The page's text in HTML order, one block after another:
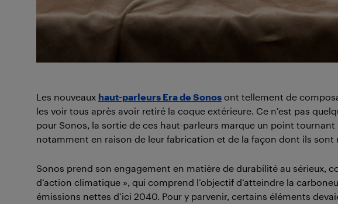
Les nouveaux haut-parleurs Era de Sonos ont tellement de
les voir tous après avoir retiré la coque extérieure. Ce n’est pas
pour Sonos, la sortie de ces haut-parleurs marque un point
notamment en raison de leur fabrication et de la façon dont ils sont
Sonos prend son engagement en matière de durabilité au sérieux,
d’action climatique », qui comprend l’objectif d’atteindre la
émissions nettes d’ici 2040. Pour y parvenir, certains éléments